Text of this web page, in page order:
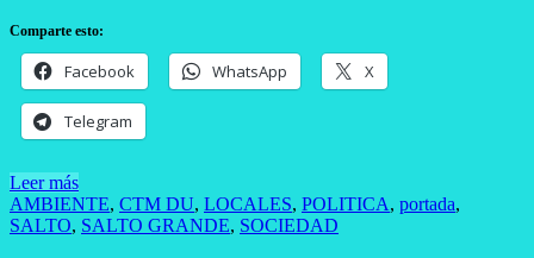
Comparte esto:
Facebook WhatsApp X
Telegram
Leer más
AMBIENTE, CTM DU, LOCALES, POLITICA, portada,
SALTO, SALTO GRANDE, SOCIEDAD